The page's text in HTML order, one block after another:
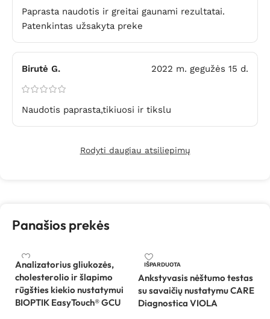
Paprasta naudotis ir greitai gaunami rezultatai.
Patenkintas užsakyta preke
Birutė G. 2022 m. gegužės 15 d.
Naudotis paprasta,tikiuosi ir tikslu
Rodyti daugiau atsiliepimų
Panašios prekės
Analizatorius gliukozės,
cholesterolio ir šlapimo
rūgšties kiekio nustatymui
BIOPTIK EasyTouch® GCU
IŠPARDUOTA
Ankstyvasis nėštumo testas
su savaičių nustatymu CARE
Diagnostica VIOLA